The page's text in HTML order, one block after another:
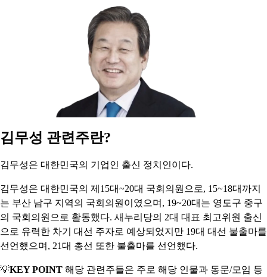
김무성 관련주란?
김무성은 대한민국의 기업인 출신 정치인이다.
김무성은 대한민국의 제15대~20대 국회의원으로, 15~18대까지
는 부산 남구 지역의 국회의원이였으며, 19~20대는 영도구 중구
의 국회의원으로 활동했다. 새누리당의 2대 대표 최고위원 출신
으로 유력한 차기 대선 주자로 예상되었지만 19대 대선 불출마를
선언했으며, 21대 총선 또한 불출마를 선언했다.
💡KEY POINT 해당 관련주들은 주로 해당 인물과 동문/모임 등